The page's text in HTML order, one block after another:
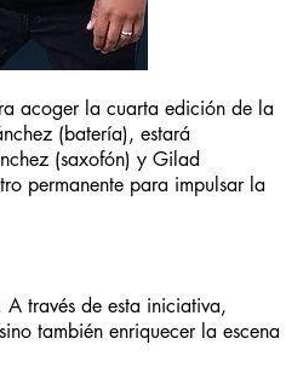
acoger la cuarta edición de la
(batería), estará
(saxofón) y Gilad
permanente para impulsar la
través de esta iniciativa,
también enriquecer la escena